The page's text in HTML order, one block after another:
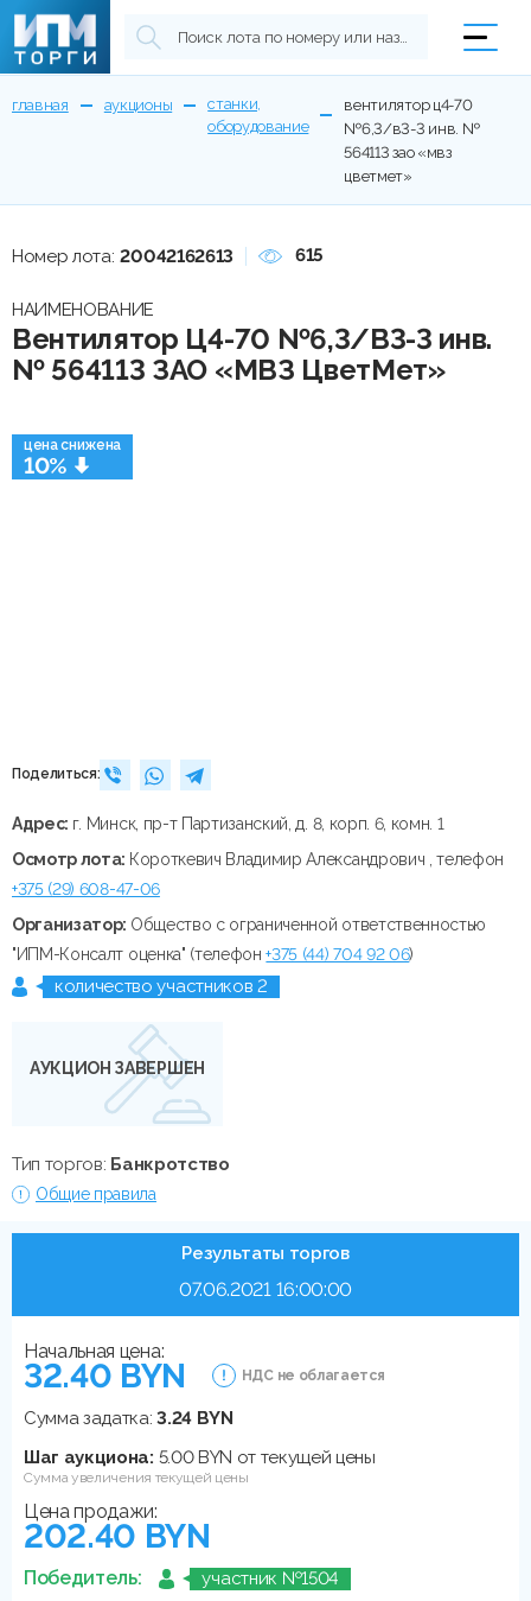
главная аукционы
станки,
оборудование
вентилятор ц4-70
№6,3/в3-3 инв. №
564113 зао «мвз
цветмет»
цена снижена
10%
Поделиться:
Номер лота: 20042162613 615
НАИМЕНОВАНИЕ
Вентилятор Ц4-70 №6,3/В3-3 инв.
№ 564113 ЗАО «МВЗ ЦветМет»
Адрес: г. Минск, пр-т Партизанский, д. 8, корп. 6, комн. 1
Осмотр лота: Короткевич Владимир Александрович , телефон
+375 (29) 608-47-06
Организатор: Общество с ограниченной ответственностью
"ИПМ-Консалт оценка" (телефон+375 (44) 704 92 06)
количество участников 2
АУКЦИОН ЗАВЕРШЕН
Тип торгов: Банкротство
Общие правила
Результаты торгов
07.06.2021 16:00:00
Начальная цена:
32.40 BYN НДС не облагается
Сумма задатка:3.24 BYN
Шаг аукциона: 5.00 BYN от текущей цены
Сумма увеличения текущей цены
Цена продажи:
202.40 BYN
Победитель: участник №1504